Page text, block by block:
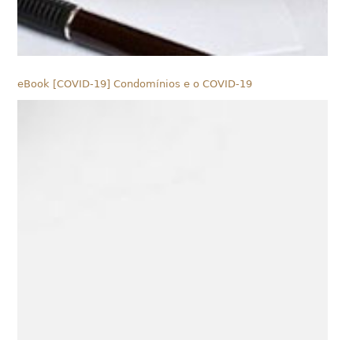
eBook [COVID-19] Condomínios e o COVID-19